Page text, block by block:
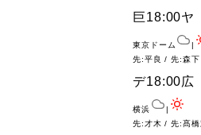
巨18:00ヤ
東京ドーム
|
先:平良 / 先:森下
デ18:00広
横浜
|
先:才木 / 先:髙橋